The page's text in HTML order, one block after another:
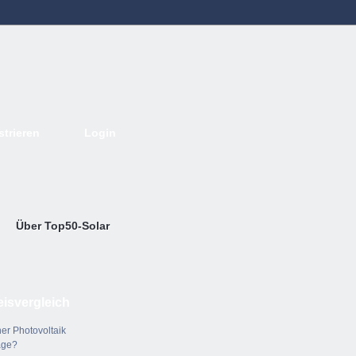
Über Top50-Solar
Photovoltaik